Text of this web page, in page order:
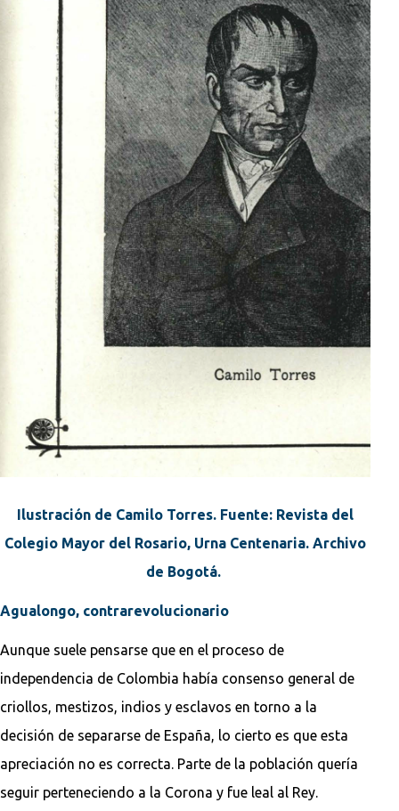
Ilustración de Camilo Torres. Fuente: Revista del
Colegio Mayor del Rosario, Urna Centenaria. Archivo
de Bogotá.
Agualongo, contrarevolucionario
Aunque suele pensarse que en el proceso de
independencia de Colombia había consenso general de
criollos, mestizos, indios y esclavos en torno a la
decisión de separarse de España, lo cierto es que esta
apreciación no es correcta. Parte de la población quería
seguir perteneciendo a la Corona y fue leal al Rey.